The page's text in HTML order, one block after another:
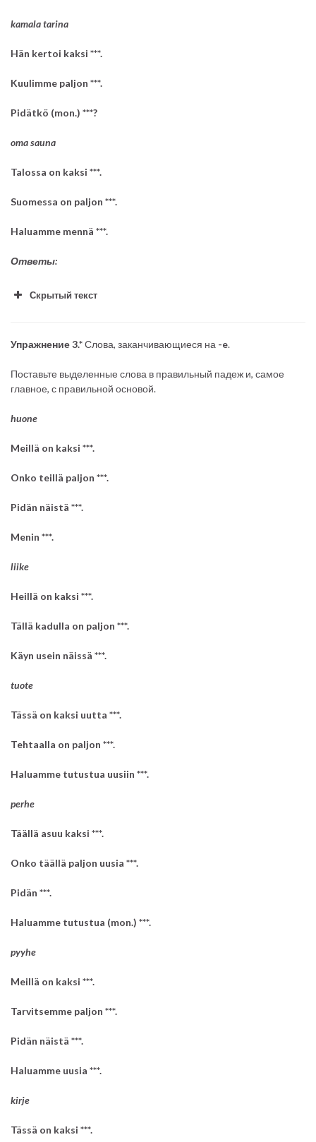
kamala tarina
Hän kertoi kaksi ***.
Kuulimme paljon ***.
Pidätkö (mon.) ***?
oma sauna
Talossa on kaksi ***.
Suomessa on paljon ***.
Haluamme mennä ***.
Ответы:
Скрытый текст
Упражнение 3.*Слова, заканчивающиеся на -e.
Поставьте выделенные слова в правильный падеж и, самое
главное, с правильной основой.
huone
Meillä on kaksi ***.
Onko teillä paljon ***.
Pidän näistä ***.
Menin ***.
liike
Heillä on kaksi ***.
Tällä kadulla on paljon ***.
Käyn usein näissä ***.
tuote
Tässä on kaksi uutta ***.
Tehtaalla on paljon ***.
Haluamme tutustua uusiin ***.
perhe
Täällä asuu kaksi ***.
Onko täällä paljon uusia ***.
Pidän ***.
Haluamme tutustua (mon.) ***.
pyyhe
Meillä on kaksi ***.
Tarvitsemme paljon ***.
Pidän näistä ***.
Haluamme uusia ***.
kirje
Tässä on kaksi ***.